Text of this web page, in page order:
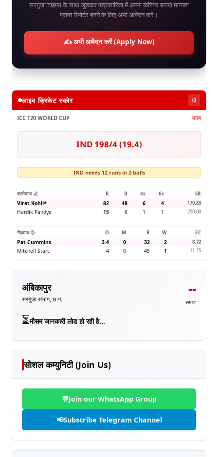
सरगुजा टाइम्स के साथ जुड़कर पत्रकारिता में अपना करियर बनाएं! मान्यता
प्राप्त रिपोर्टर बनने के लिए अभी आवेदन करें।
✍️ अभी आवेदन करें (Apply Now)
लाइव क्रिकेट स्कोर ⚙️
ICC T20 WORLD CUP लाइव
IND 198/4 (19.4)
IND needs 12 runs in 2 balls
बल्लेबाज 🏏 R B 4s 6s
SR
Virat Kohli* 82 48 6 4 170.83
Hardik Pandya 15 6 1 1 250.00
गेंदबाज 🥎 O M R W
EC
Pat Cummins
3.4 0 32 2 8.72
Mitchell Starc 4 0 45 1 11.25
अंबिकापुर
सरगुजा संभाग, छ.ग.
--
समय:
⏳मौसम जानकारी लोड हो रही है...
सोशल कम्युनिटी (Join Us)
💬Join our WhatsApp Group
📢Subscribe Telegram Channel